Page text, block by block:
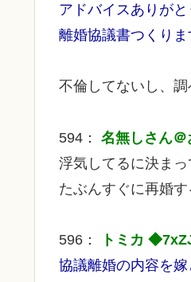
アドバイスありがと
離婚協議書つくり
不倫してないし、
594： 名無しさん
浮気してるに決まっ
たぶんすぐに再婚す
596： トミカ
協議離婚の内容を嫁